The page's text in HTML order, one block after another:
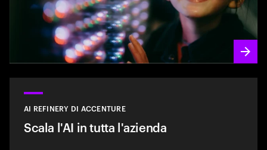
AI REFINERY DI ACCENTURE
Scala l'AI in tutta l'azienda